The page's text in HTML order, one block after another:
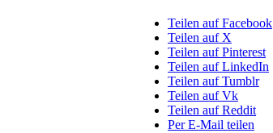
Teilen auf Facebook
Teilen auf X
Teilen auf Pinterest
Teilen auf LinkedIn
Teilen auf Tumblr
Teilen auf Vk
Teilen auf Reddit
Per E-Mail teilen